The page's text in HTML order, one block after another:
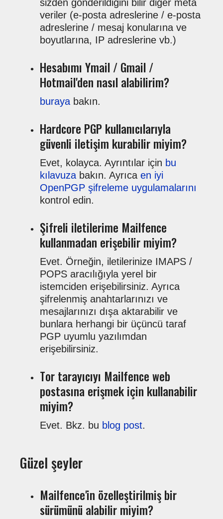
veriler (e-posta adreslerine / e-posta
adreslerine / mesaj konularına ve
boyutlarına, IP adreslerine vb.)
Hesabımı Ymail / Gmail /
Hotmail'den nasıl alabilirim?
buraya bakın.
Hardcore PGP kullanıcılarıyla
güvenli iletişim kurabilir miyim?
Evet, kolayca. Ayrıntılar için bu
kılavuza bakın. Ayrıca en iyi
OpenPGP şifreleme uygulamalarını
kontrol edin.
Şifreli iletilerime Mailfence
kullanmadan erişebilir miyim?
Evet. Örneğin, iletilerinize IMAPS /
POPS aracılığıyla yerel bir
istemciden erişebilirsiniz. Ayrıca
şifrelenmiş anahtarlarınızı ve
mesajlarınızı dışa aktarabilir ve
bunlara herhangi bir üçüncü taraf
PGP uyumlu yazılımdan
erişebilirsiniz.
Tor tarayıcıyı Mailfence web
postasına erişmek için kullanabilir
miyim?
Evet. Bkz. bu blog post.
Güzel şeyler
Mailfence'in özelleştirilmiş bir
sürümünü alabilir miyim?